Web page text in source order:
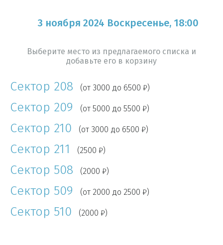
3 ноября 2024 Воскресенье, 18:00
Выберите место из предлагаемого списка и
добавьте его в корзину
Сектор 208 (от 3000 до 6500 ₽)
Сектор 209 (от 5000 до 5500 ₽)
Сектор 210 (от 3000 до 6500 ₽)
Сектор 211 (2500 ₽)
Сектор 508 (2000 ₽)
Сектор 509 (от 2000 до 2500 ₽)
Сектор 510 (2000 ₽)